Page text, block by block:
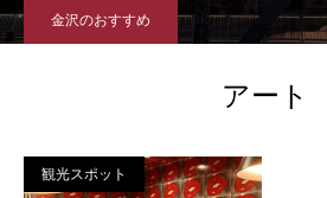
金沢のおすすめ
アート
観光スポット